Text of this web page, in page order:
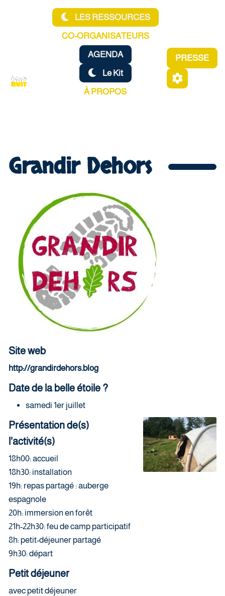
Aller au contenu principal
LES RESSOURCES
CO-ORGANISATEURS
AGENDA
Le Kit
À PROPOS
PRESSE
Grandir Dehors
Site web
http://grandirdehors.blog
Date de la belle étoile ?
samedi 1er juillet
Présentation de(s)
l'activité(s)
18h00: accueil
18h30: installation
19h: repas partagé : auberge
espagnole
20h: immersion en forêt
21h-22h30: feu de camp participatif
8h: petit-déjeuner partagé
9h30: départ
Petit déjeuner
avec petit déjeuner